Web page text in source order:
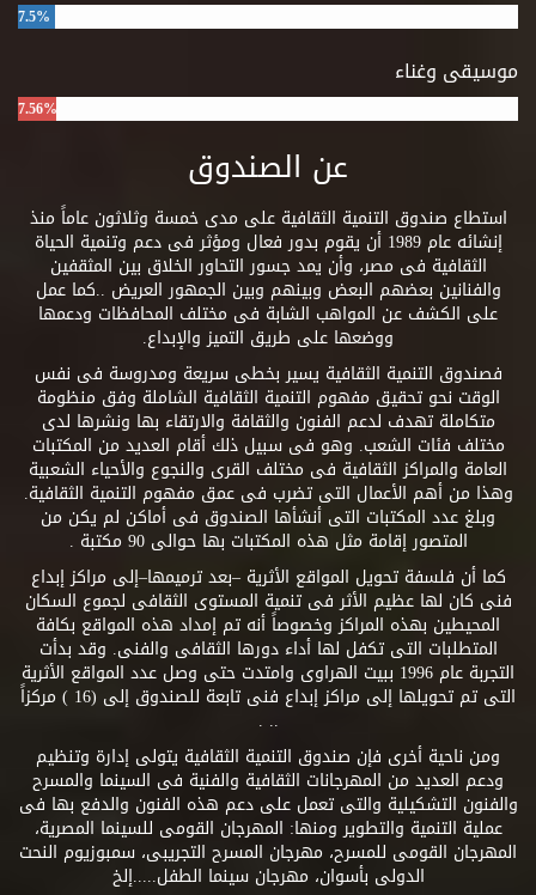
7.5%
موسيقى وغناء
7.56%
عن الصندوق
استطاع صندوق التنمية الثقافية على مدى خمسة وثلاثون عاماً منذ
إنشائه عام 1989 أن يقوم بدور فعال ومؤثر فى دعم وتنمية الحياة
الثقافية فى مصر، وأن يمد جسور التحاور الخلاق بين المثقفين
والفنانين بعضهم البعض وبينهم وبين الجمهور العريض ..كما عمل
على الكشف عن المواهب الشابة فى مختلف المحافظات ودعمها
ووضعها على طريق التميز والإبداع.
فصندوق التنمية الثقافية يسير بخطى سريعة ومدروسة فى نفس
الوقت نحو تحقيق مفهوم التنمية الثقافية الشاملة وفق منظومة
متكاملة تهدف لدعم الفنون والثقافة والارتقاء بها ونشرها لدى
مختلف فئات الشعب. وهو فى سبيل ذلك أقام العديد من المكتبات
العامة والمراكز الثقافية فى مختلف القرى والنجوع والأحياء الشعبية
وهذا من أهم الأعمال التى تضرب فى عمق مفهوم التنمية الثقافية.
وبلغ عدد المكتبات التى أنشأها الصندوق فى أماكن لم يكن من
المتصور إقامة مثل هذه المكتبات بها حوالى 90 مكتبة .
كما أن فلسفة تحويل المواقع الأثرية –بعد ترميمها–إلى مراكز إبداع
فنى كان لها عظيم الأثر فى تنمية المستوى الثقافى لجموع السكان
المحيطين بهذه المراكز وخصوصاً أنه تم إمداد هذه المواقع بكافة
المتطلبات التى تكفل لها أداء دورها الثقافى والفنى. وقد بدأت
التجربة عام 1996 ببيت الهراوى وامتدت حتى وصل عدد المواقع الأثرية
التى تم تحويلها إلى مراكز إبداع فنى تابعة للصندوق إلى (16 ) مركزاً
.. .
ومن ناحية أخرى فإن صندوق التنمية الثقافية يتولى إدارة وتنظيم
ودعم العديد من المهرجانات الثقافية والفنية فى السينما والمسرح
والفنون التشكيلية والتى تعمل على دعم هذه الفنون والدفع بها فى
عملية التنمية والتطوير ومنها: المهرجان القومى للسينما المصرية،
المهرجان القومى للمسرح، مهرجان المسرح التجريبى، سمبوزيوم النحت
الدولى بأسوان، مهرجان سينما الطفل.....إلخ